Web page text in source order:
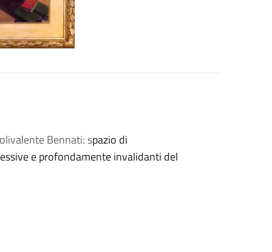
Bennati: spazio di
e profondamente invalidanti del